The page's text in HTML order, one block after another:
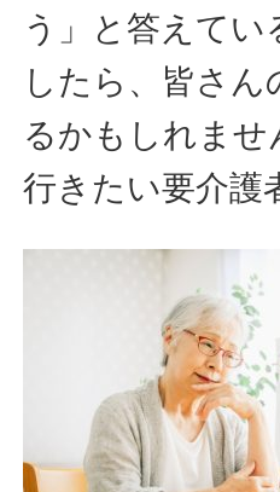
う」と答えて
したら、皆さ
るかもしれませ
行きたい要介護